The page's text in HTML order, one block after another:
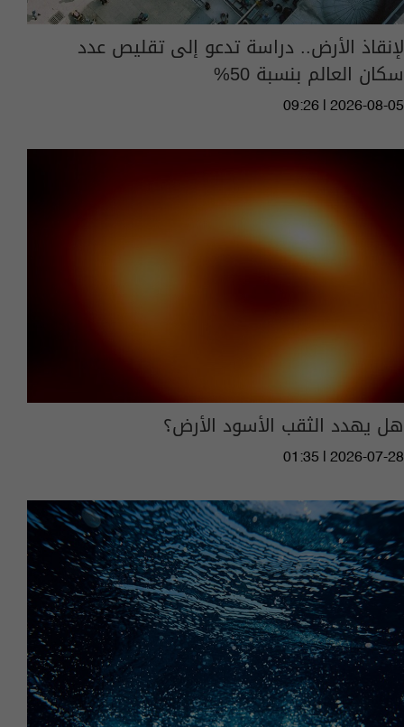
لإنقاذ الأرض.. دراسة تدعو إلى تقليص عدد
سكان العالم بنسبة 50%
09:26 | 2026-08-05
هل يهدد الثقب الأسود الأرض؟
01:35 | 2026-07-28